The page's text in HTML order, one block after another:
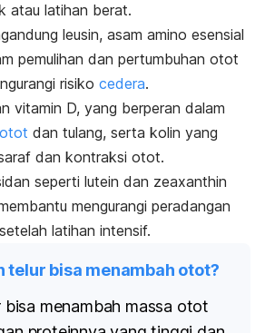
atau latihan berat.
leusin, asam amino esensial
pemulihan dan pertumbuhan otot
risiko cedera.
vitamin D, yang berperan dalam
dan tulang, serta kolin yang
dan kontraksi otot.
seperti lutein dan zeaxanthin
mengurangi peradangan
latihan intensif.
telur bisa menambah otot?
bisa menambah massa otot